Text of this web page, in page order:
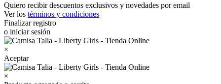
Quiero recibir descuentos exclusivos y novedades por email
Ver los términos y condiciones
Finalizar registro
o iniciar sesión
×
Aceptar
×